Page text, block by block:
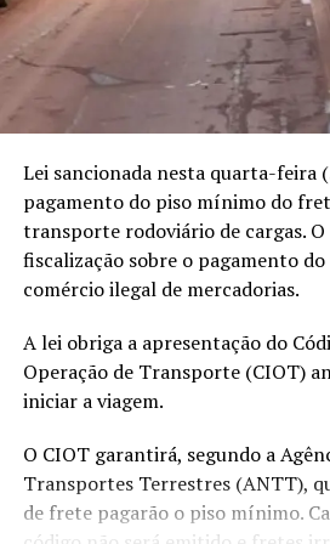
RELATED TOPICS:
Soja disponível em Mato Grosso
dos R$ 100, aponta IMEA
DON'T MISS
Pesquisas iniciadas em Lucas do
a expansão do milho segunda safra
O processo contou com o trabalho
Etnoambiental Madeirinha
Nacional dos Povos Indígenas
recursos limitados, a equipe atuou
monitoramento e fiscalização da
Organizações como o Centro de
(CTI) também participaram das
territorial.
Nos últimos meses, o indigenista
meses para instalar os marcos e
identificam os limites do território.
a conclusão dessa etapa
importante para a segurança dos
Lei sancionada nesta quarta-feira
pagamento do piso mínimo do
transporte rodoviário de cargas.
fiscalização sobre o pagamento
comércio ilegal de mercadorias.
A lei obriga a apresentação do
Operação de Transporte (CIOT)
iniciar a viagem.
O CIOT garantirá, segundo a
Transportes Terrestres (ANTT),
de frete pagarão o piso mínimo.